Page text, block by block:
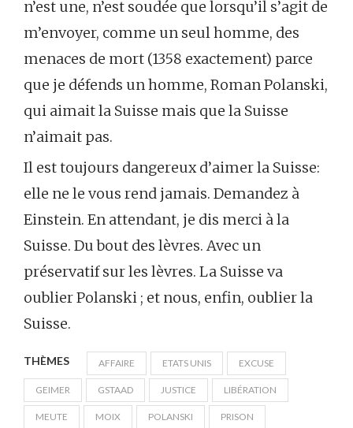
n’est une, n’est soudée que lorsqu’il s’agit de
m’envoyer, comme un seul homme, des
menaces de mort (1358 exactement) parce
que je défends un homme, Roman Polanski,
qui aimait la Suisse mais que la Suisse
n’aimait pas.
Il est toujours dangereux d’aimer la Suisse:
elle ne le vous rend jamais. Demandez à
Einstein. En attendant, je dis merci à la
Suisse. Du bout des lèvres. Avec un
préservatif sur les lèvres. La Suisse va
oublier Polanski ; et nous, enfin, oublier la
Suisse.
THÈMES AFFAIRE ETATS UNIS EXCUSE
GEIMER GSTAAD JUSTICE LIBÉRATION
MEUTE MOIX POLANSKI PRISON